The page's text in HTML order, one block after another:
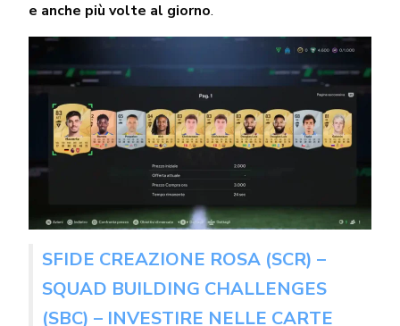
e anche più volte al giorno.
SFIDE CREAZIONE ROSA (SCR) –
SQUAD BUILDING CHALLENGES
(SBC) – INVESTIRE NELLE CARTE